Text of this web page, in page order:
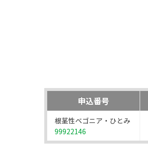
申込番号
根茎性ベゴニア・ひとみ
99922146